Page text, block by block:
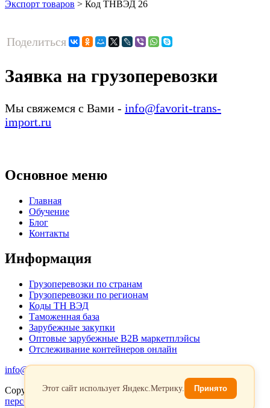
Экспорт товаров > Код ТНВЭД 26
Поделиться
Заявка на грузоперевозки
Мы свяжемся с Вами - info@favorit-trans-
import.ru
Основное меню
Главная
Обучение
Блог
Контакты
Информация
Грузоперевозки по странам
Грузоперевозки по регионам
Коды ТН ВЭД
Таможенная база
Зарубежные закупки
Оптовые зарубежные B2B маркетплэйсы
Отслеживание контейнеров онлайн
info@favorit-trans-import.ru
Copyright 2026. Все права защищены.Политика обработки
персональых данных
Согласие на обработку персональных
Этот сайт использует Яндекс.Метрику. Принято